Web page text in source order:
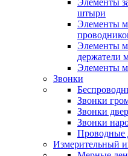
Элементы
штыри
Элементы
Элементы
держатели
Элементы
Звонки
Звонки
Звонки
Звонки
Проводные
Измерительный